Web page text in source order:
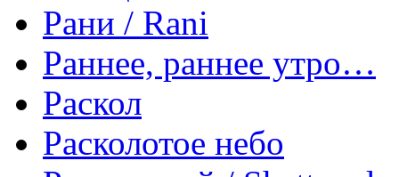
Рани / Rani
Раннее, раннее утро…
Раскол
Расколотое небо